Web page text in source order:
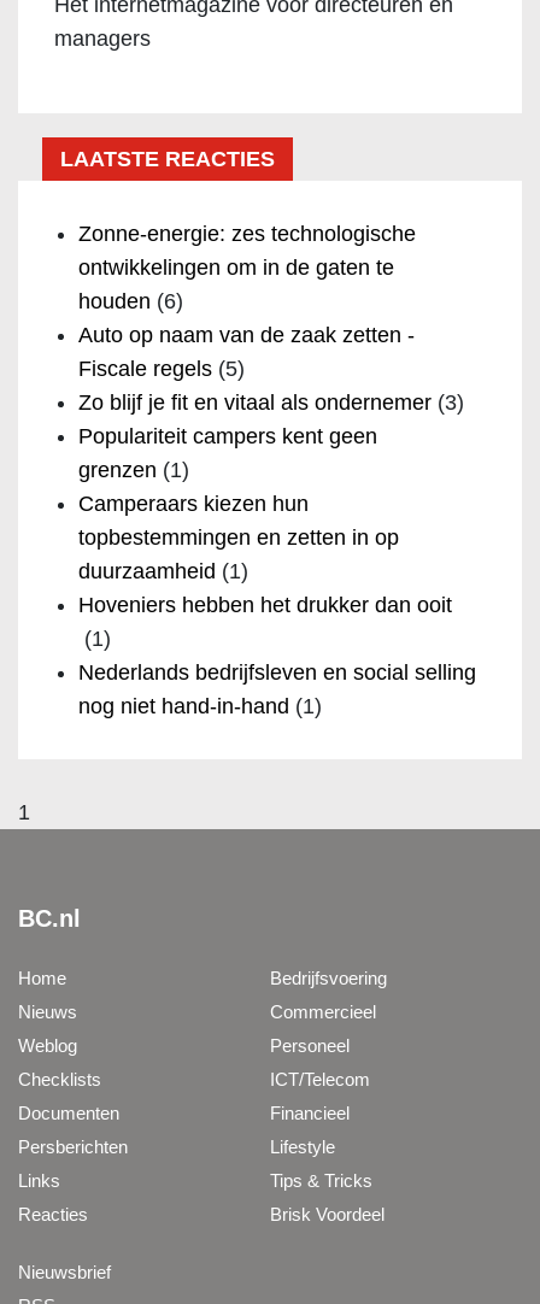
Het internetmagazine voor directeuren en
managers
LAATSTE REACTIES
Zonne-energie: zes technologische
ontwikkelingen om in de gaten te
houden (6)
Auto op naam van de zaak zetten -
Fiscale regels (5)
Zo blijf je fit en vitaal als ondernemer (3)
Populariteit campers kent geen
grenzen (1)
Camperaars kiezen hun
topbestemmingen en zetten in op
duurzaamheid (1)
Hoveniers hebben het drukker dan ooit
(1)
Nederlands bedrijfsleven en social selling
nog niet hand-in-hand (1)
1
BC.nl
Home
Nieuws
Weblog
Checklists
Documenten
Persberichten
Links
Reacties
Bedrijfsvoering
Commercieel
Personeel
ICT/Telecom
Financieel
Lifestyle
Tips & Tricks
Brisk Voordeel
Nieuwsbrief